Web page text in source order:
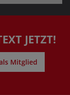
JETZT!
Mitglied